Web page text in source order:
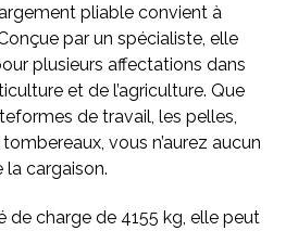
pliable convient à
par un spécialiste, elle
plusieurs affectations dans
et de l’agriculture. Que
de travail, les pelles,
vous n’aurez aucun
la cargaison.
de charge de 4155 kg, elle peut